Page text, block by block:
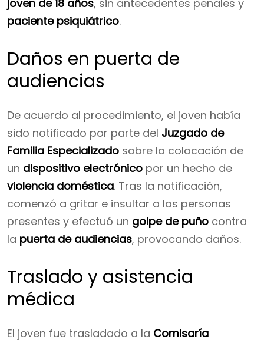
joven de 18 años, sin antecedentes penales y
paciente psiquiátrico.
Daños en puerta de
audiencias
De acuerdo al procedimiento, el joven había
sido notificado por parte del Juzgado de
Familia Especializado sobre la colocación de
un dispositivo electrónico por un hecho de
violencia doméstica. Tras la notificación,
comenzó a gritar e insultar a las personas
presentes y efectuó un golpe de puño contra
la puerta de audiencias, provocando daños.
Traslado y asistencia
médica
El joven fue trasladado a la Comisaría